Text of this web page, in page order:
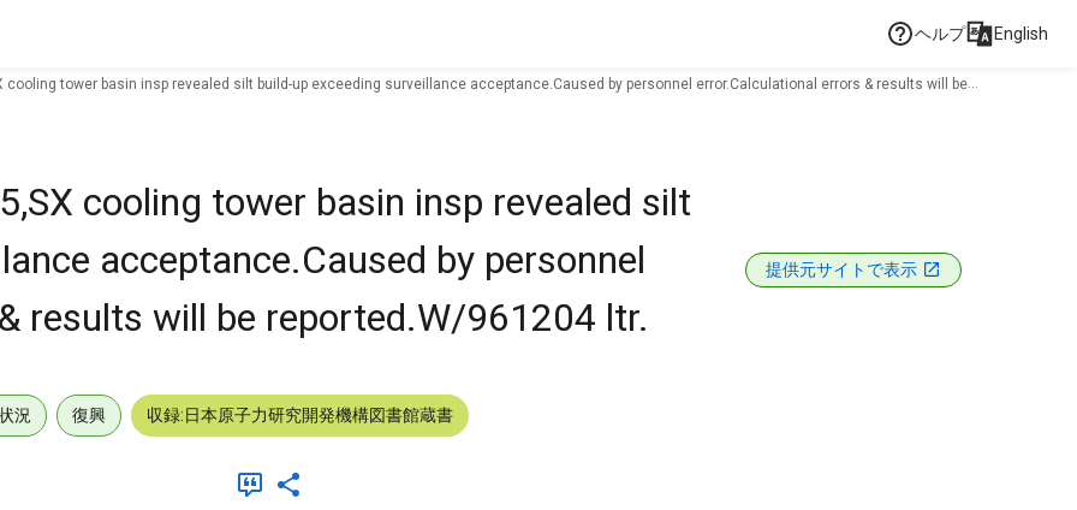
ヘルプ English
cooling tower basin insp revealed silt build-up exceeding surveillance acceptance.Caused by personnel error.Calculational errors & results will be
cooling tower basin insp revealed silt
acceptance.Caused by personnel
results will be reported.W/961204 ltr.
提供元サイトで表示
況 復興 収録:日本原子力研究開発機構図書館蔵書